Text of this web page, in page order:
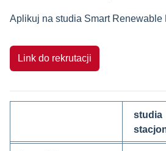
Aplikuj na studia Smart Renewable
Link do rekrutacji
studia